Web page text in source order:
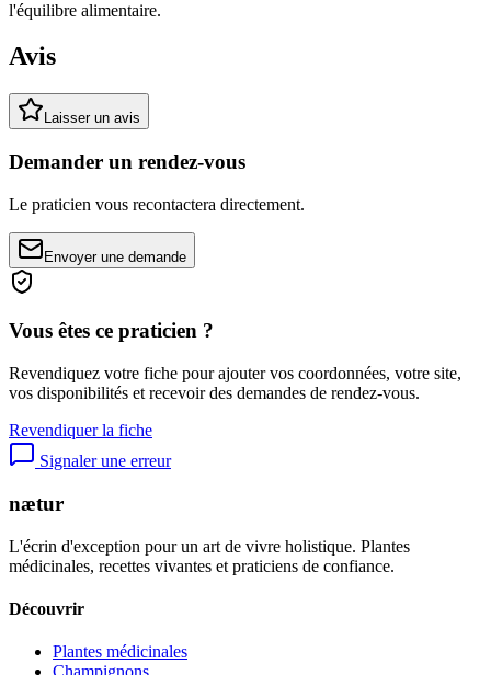
l'équilibre alimentaire.
Avis
Laisser un avis
Demander un rendez-vous
Le praticien vous recontactera directement.
Envoyer une demande
Vous êtes ce praticien ?
Revendiquez votre fiche pour ajouter vos coordonnées, votre site,
vos disponibilités et recevoir des demandes de rendez-vous.
Revendiquer la fiche
Signaler une erreur
nætur
L'écrin d'exception pour un art de vivre holistique. Plantes
médicinales, recettes vivantes et praticiens de confiance.
Découvrir
Plantes médicinales